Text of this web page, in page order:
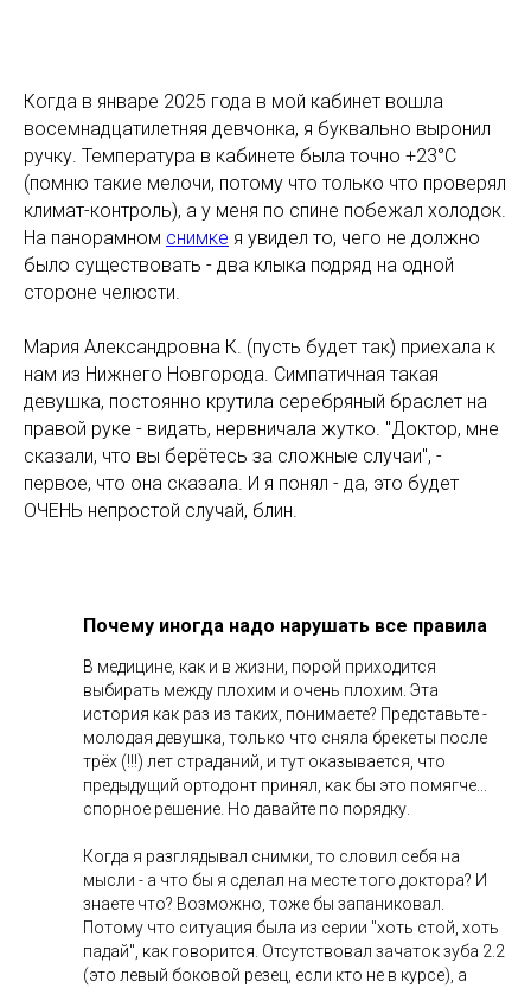
Когда в январе 2025 года в мой кабинет вошла
восемнадцатилетняя девчонка, я буквально выронил
ручку. Температура в кабинете была точно +23°C
(помню такие мелочи, потому что только что проверял
климат-контроль), а у меня по спине побежал холодок.
На панорамном снимке я увидел то, чего не должно
было существовать - два клыка подряд на одной
стороне челюсти.
Мария Александровна К. (пусть будет так) приехала к
нам из Нижнего Новгорода. Симпатичная такая
девушка, постоянно крутила серебряный браслет на
правой руке - видать, нервничала жутко. "Доктор, мне
сказали, что вы берётесь за сложные случаи", -
первое, что она сказала. И я понял - да, это будет
ОЧЕНЬ непростой случай, блин.
Почему иногда надо нарушать все правила
В медицине, как и в жизни, порой приходится
выбирать между плохим и очень плохим. Эта
история как раз из таких, понимаете? Представьте -
молодая девушка, только что сняла брекеты после
трёх (!!!) лет страданий, и тут оказывается, что
предыдущий ортодонт принял, как бы это помягче...
спорное решение. Но давайте по порядку.
Когда я разглядывал снимки, то словил себя на
мысли - а что бы я сделал на месте того доктора? И
знаете что? Возможно, тоже бы запаниковал.
Потому что ситуация была из серии "хоть стой, хоть
падай", как говорится. Отсутствовал зачаток зуба 2.2
(это левый боковой резец, если кто не в курсе), а